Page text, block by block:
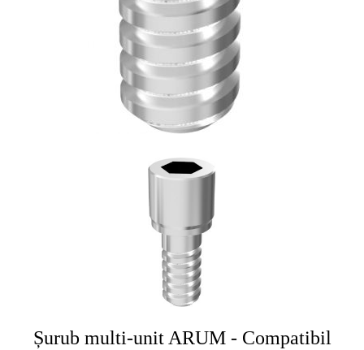
Șurub multi-unit ARUM - Compatibil